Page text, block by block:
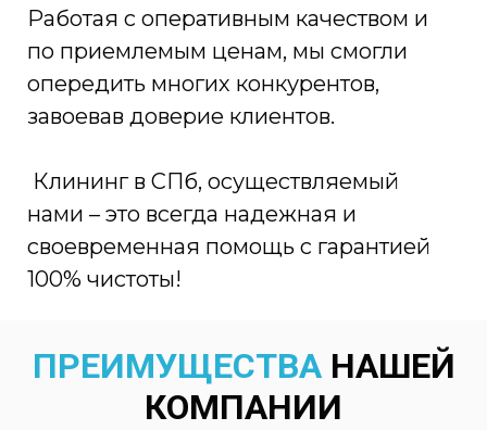
Работая с оперативным качеством и
по приемлемым ценам, мы смогли
опередить многих конкурентов,
завоевав доверие клиентов.
Клининг в СПб, осуществляемый
нами – это всегда надежная и
своевременная помощь с гарантией
100% чистоты!
ПРЕИМУЩЕСТВА НАШЕЙ
КОМПАНИИ